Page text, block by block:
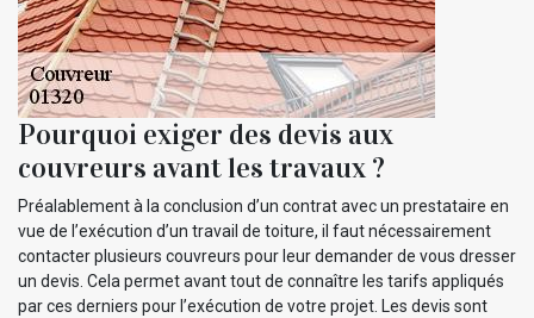
Pourquoi exiger des devis aux
couvreurs avant les travaux ?
Préalablement à la conclusion d’un contrat avec un prestataire en
vue de l’exécution d’un travail de toiture, il faut nécessairement
contacter plusieurs couvreurs pour leur demander de vous dresser
un devis. Cela permet avant tout de connaître les tarifs appliqués
par ces derniers pour l’exécution de votre projet. Les devis sont